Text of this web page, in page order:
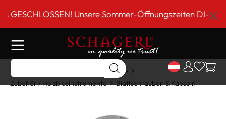
springen Unsere Sommer-Öffnungszeiten DI-FR 9
Home
Holzblasinstrumente
Zubehör / Holzblasinstrumente
Blattschrauben & Kapseln